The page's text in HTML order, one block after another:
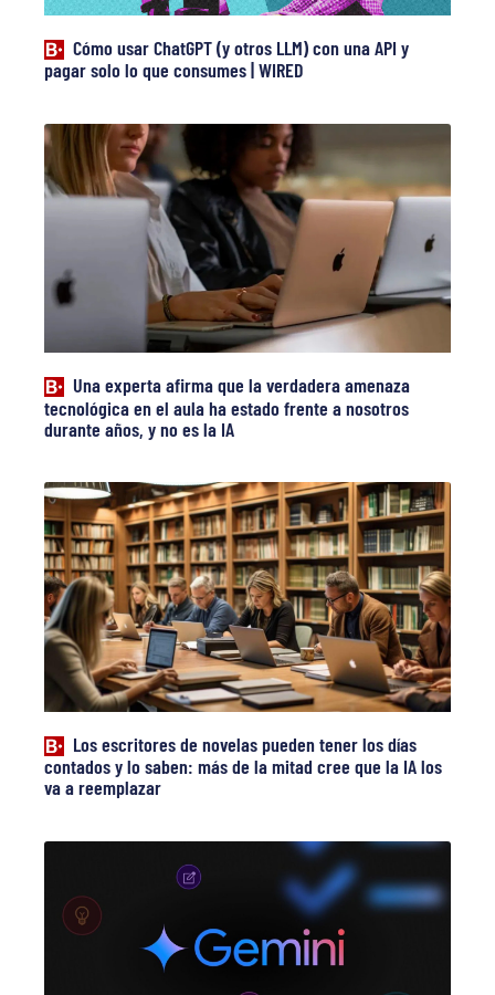
Cómo usar ChatGPT (y otros LLM) con una API y
pagar solo lo que consumes | WIRED
Una experta afirma que la verdadera amenaza
tecnológica en el aula ha estado frente a nosotros
durante años, y no es la IA
Los escritores de novelas pueden tener los días
contados y lo saben: más de la mitad cree que la IA los
va a reemplazar